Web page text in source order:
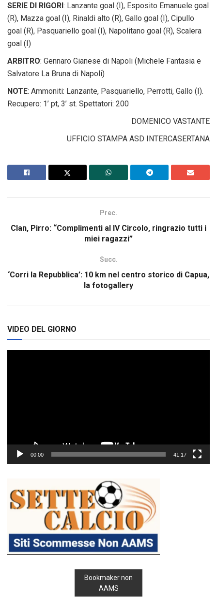
SERIE DI RIGORI: Lanzante goal (I), Esposito Emanuele goal
(R), Mazza goal (I), Rinaldi alto (R), Gallo goal (I), Cipullo
goal (R), Pasquariello goal (I), Napolitano goal (R), Scalera
goal (I)
ARBITRO: Gennaro Gianese di Napoli (Michele Fantasia e
Salvatore La Bruna di Napoli)
NOTE: Ammoniti: Lanzante, Pasquariello, Perrotti, Gallo (I).
Recupero: 1’ pt, 3’ st. Spettatori: 200
DOMENICO VASTANTE
UFFICIO STAMPA ASD INTERCASERTANA
Prec.
Clan, Pirro: “Complimenti al IV Circolo, ringrazio tutti i
miei ragazzi”
Succ.
‘Corri la Repubblica’: 10 km nel centro storico di Capua,
la fotogallery
VIDEO DEL GIORNO
00:00 41:17
Bookmaker non
AAMS